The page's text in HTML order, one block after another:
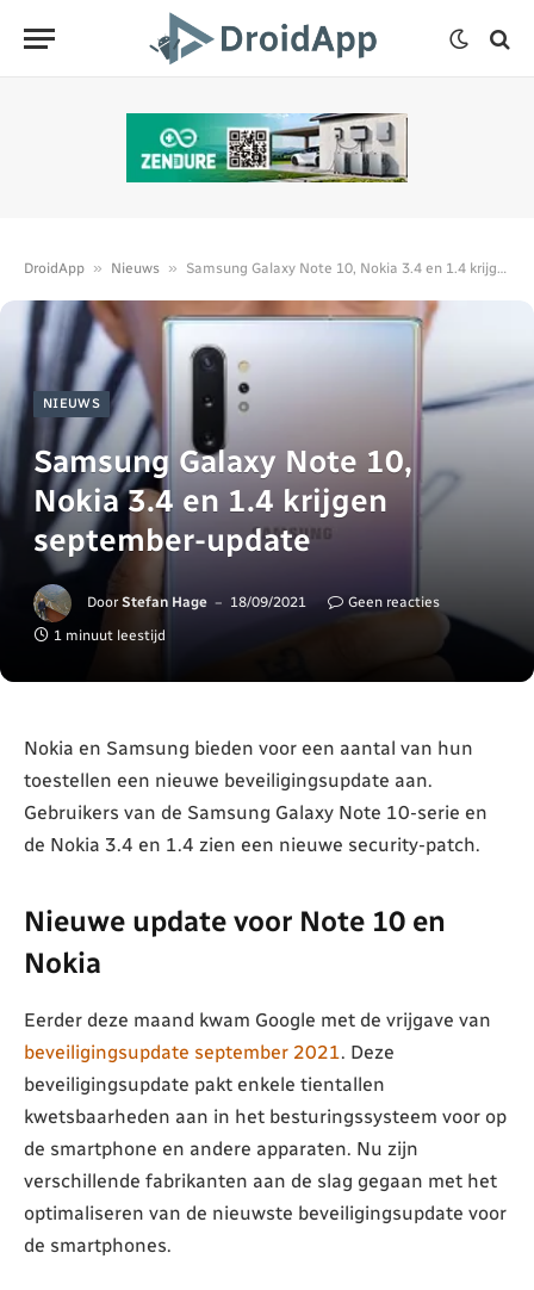
DroidApp » Nieuws » Samsung Galaxy Note 10, Nokia 3.4 en 1.4 krijgen september-update
NIEUWS
Samsung Galaxy Note 10,
Nokia 3.4 en 1.4 krijgen
september-update
Door Stefan Hage 18/09/2021
Geen reacties
1 minuut leestijd
Nokia en Samsung bieden voor een aantal van hun
toestellen een nieuwe beveiligingsupdate aan.
Gebruikers van de Samsung Galaxy Note 10-serie en
de Nokia 3.4 en 1.4 zien een nieuwe security-patch.
Nieuwe update voor Note 10 en
Nokia
Eerder deze maand kwam Google met de vrijgave van
beveiligingsupdate september 2021. Deze
beveiligingsupdate pakt enkele tientallen
kwetsbaarheden aan in het besturingssysteem voor op
de smartphone en andere apparaten. Nu zijn
verschillende fabrikanten aan de slag gegaan met het
optimaliseren van de nieuwste beveiligingsupdate voor
de smartphones.